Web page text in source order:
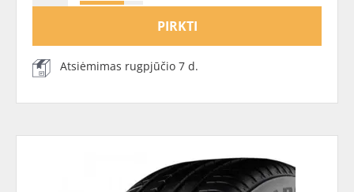
PIRKTI
Atsiėmimas rugpjūčio 7 d.